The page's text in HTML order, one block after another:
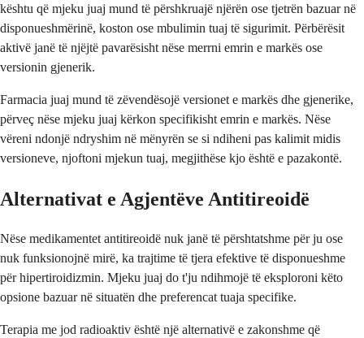
kështu që mjeku juaj mund të përshkruajë njërën ose tjetrën bazuar në
disponueshmërinë, koston ose mbulimin tuaj të sigurimit. Përbërësit
aktivë janë të njëjtë pavarësisht nëse merrni emrin e markës ose
versionin gjenerik.
Farmacia juaj mund të zëvendësojë versionet e markës dhe gjenerike,
përveç nëse mjeku juaj kërkon specifikisht emrin e markës. Nëse
vëreni ndonjë ndryshim në mënyrën se si ndiheni pas kalimit midis
versioneve, njoftoni mjekun tuaj, megjithëse kjo është e pazakontë.
Alternativat e Agjentëve Antitireoidë
Nëse medikamentet antitireoidë nuk janë të përshtatshme për ju ose
nuk funksionojnë mirë, ka trajtime të tjera efektive të disponueshme
për hipertiroidizmin. Mjeku juaj do t'ju ndihmojë të eksploroni këto
opsione bazuar në situatën dhe preferencat tuaja specifike.
Terapia me jod radioaktiv është një alternativë e zakonshme që